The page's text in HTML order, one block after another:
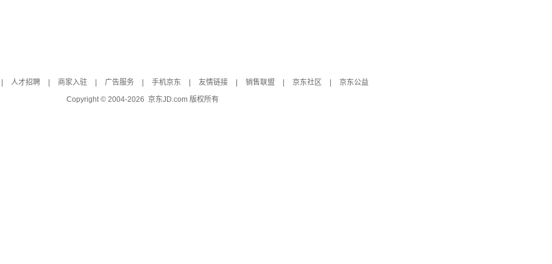
人才招聘 商家入驻 广告服务 手机京东 友情链接 销售联盟 京东社区
京东公益
Copyright © 2004-2026 京东JD.com 版权所有